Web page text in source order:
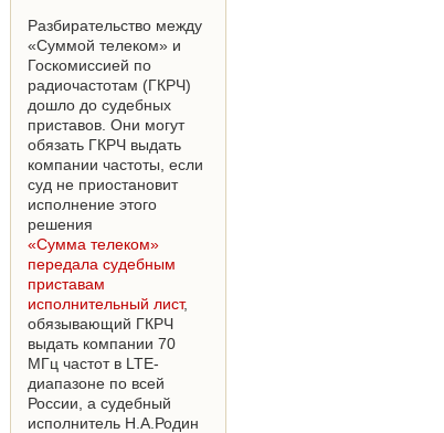
Разбирательство между
«Суммой телеком» и
Госкомиссией по
радиочастотам (ГКРЧ)
дошло до судебных
приставов. Они могут
обязать ГКРЧ выдать
компании частоты, если
суд не приостановит
исполнение этого
решения
«Сумма телеком»
передала судебным
приставам
исполнительный лист,
обязывающий ГКРЧ
выдать компании 70
МГц частот в LTE-
диапазоне по всей
России, а судебный
исполнитель Н.А.Родин